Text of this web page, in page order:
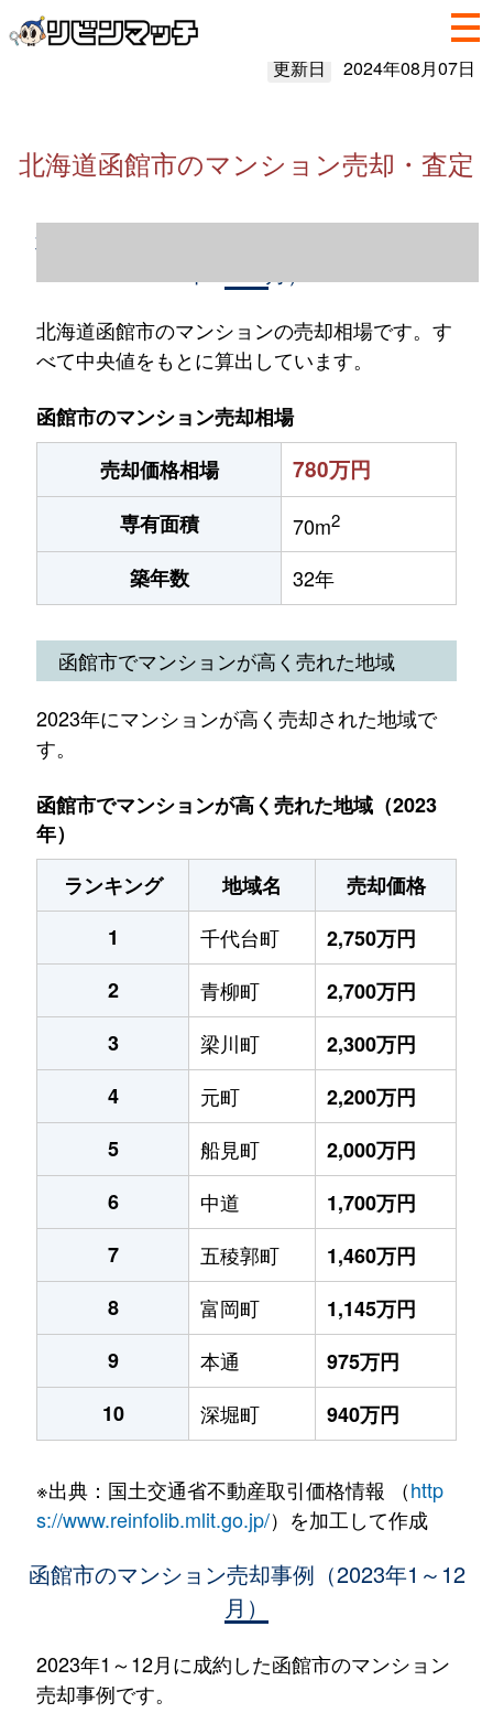
更新日 2024年08月07日
北海道函館市のマンション売却・査定
北海道函館市のマンション売却情報（2023
北海道函館市のマンションの売却相場です。す
べて中央値をもとに算出しています。
函館市のマンション売却相場
売却価格相場
780万円
専有面積 70m2
築年数 32年
函館市でマンションが高く売れた地域
2023年にマンションが高く売却された地域で
す。
函館市でマンションが高く売れた地域（2023
年）
ランキング
地域名
売却価格
1
千代台町
2,750万円
2
青柳町
2,700万円
3
梁川町
2,300万円
4
元町
2,200万円
5
船見町
2,000万円
6
中道
1,700万円
7
五稜郭町
1,460万円
8
富岡町
1,145万円
9
本通
975万円
10
深堀町 940万円
※出典：国土交通省不動産取引価格情報 （http
s://www.reinfolib.mlit.go.jp/）を加工して作成
函館市のマンション売却事例（2023年1～12
月）
2023年1～12月に成約した函館市のマンション
売却事例です。